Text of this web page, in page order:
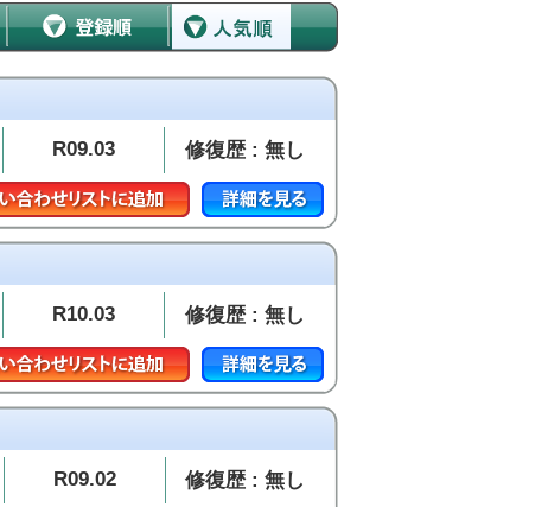
R09.03 修復歴 : 無し
R10.03 修復歴 : 無し
R09.02 修復歴 : 無し